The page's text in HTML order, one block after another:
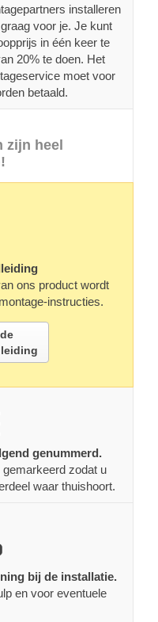
installeren
voor je. Je kunt
in één keer te
20% te doen. Het
moet voor
betaald.
zijn heel
ons product wordt
instructies.
genummerd.
zodat u
waar thuishoort.
bij de installatie.
en voor eventuele